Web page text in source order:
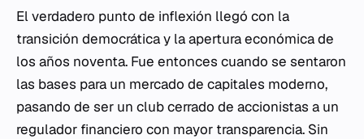
El verdadero punto de inflexión llegó con la
transición democrática y la apertura económica de
los años noventa. Fue entonces cuando se sentaron
las bases para un mercado de capitales moderno,
pasando de ser un club cerrado de accionistas a un
regulador financiero con mayor transparencia. Sin